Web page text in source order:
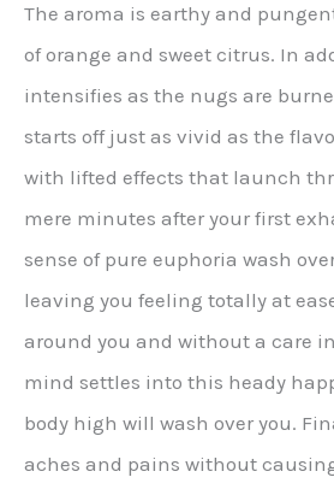
The aroma is earthy and
of orange and sweet citrus. In
intensifies as the nugs are
starts off just as vivid as the
with lifted effects that launch
mere minutes after your first
sense of pure euphoria wash
leaving you feeling totally at
around you and without a care
mind settles into this heady
body high will wash over you.
aches and pains without